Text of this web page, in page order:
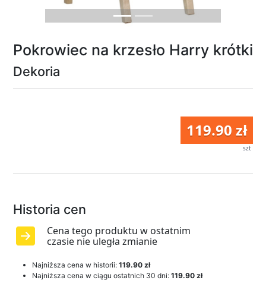
Pokrowiec na krzesło Harry krótki
Dekoria
119.90 zł
szt
Historia cen
Cena tego produktu w ostatnim
czasie nie uległa zmianie
Najniższa cena w historii: 119.90 zł
Najniższa cena w ciągu ostatnich 30 dni: 119.90 zł